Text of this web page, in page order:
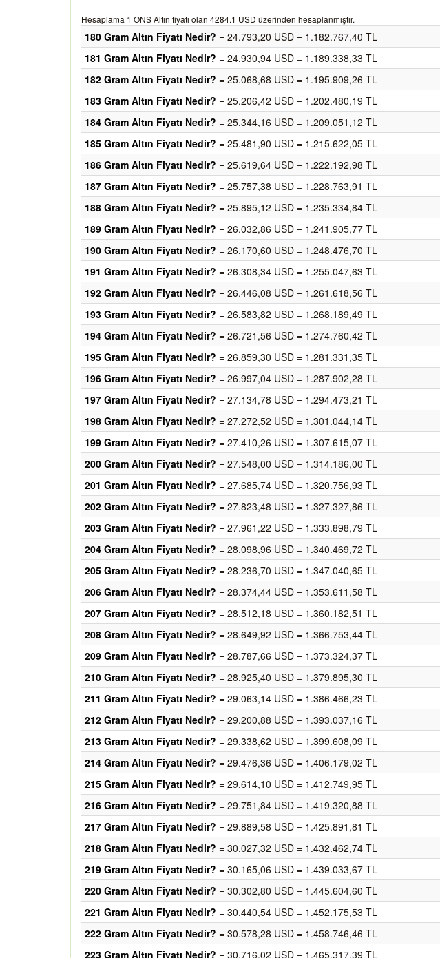
Hesaplama 1 ONS Altın fiyatı olan 4284.1 USD üzerinden hesaplanmıştır.
180 Gram Altın Fiyatı Nedir? = 24.793,20 USD = 1.182.767,40 TL
181 Gram Altın Fiyatı Nedir? = 24.930,94 USD = 1.189.338,33 TL
182 Gram Altın Fiyatı Nedir? = 25.068,68 USD = 1.195.909,26 TL
183 Gram Altın Fiyatı Nedir? = 25.206,42 USD = 1.202.480,19 TL
184 Gram Altın Fiyatı Nedir? = 25.344,16 USD = 1.209.051,12 TL
185 Gram Altın Fiyatı Nedir? = 25.481,90 USD = 1.215.622,05 TL
186 Gram Altın Fiyatı Nedir? = 25.619,64 USD = 1.222.192,98 TL
187 Gram Altın Fiyatı Nedir? = 25.757,38 USD = 1.228.763,91 TL
188 Gram Altın Fiyatı Nedir? = 25.895,12 USD = 1.235.334,84 TL
189 Gram Altın Fiyatı Nedir? = 26.032,86 USD = 1.241.905,77 TL
190 Gram Altın Fiyatı Nedir? = 26.170,60 USD = 1.248.476,70 TL
191 Gram Altın Fiyatı Nedir? = 26.308,34 USD = 1.255.047,63 TL
192 Gram Altın Fiyatı Nedir? = 26.446,08 USD = 1.261.618,56 TL
193 Gram Altın Fiyatı Nedir? = 26.583,82 USD = 1.268.189,49 TL
194 Gram Altın Fiyatı Nedir? = 26.721,56 USD = 1.274.760,42 TL
195 Gram Altın Fiyatı Nedir? = 26.859,30 USD = 1.281.331,35 TL
196 Gram Altın Fiyatı Nedir? = 26.997,04 USD = 1.287.902,28 TL
197 Gram Altın Fiyatı Nedir? = 27.134,78 USD = 1.294.473,21 TL
198 Gram Altın Fiyatı Nedir? = 27.272,52 USD = 1.301.044,14 TL
199 Gram Altın Fiyatı Nedir? = 27.410,26 USD = 1.307.615,07 TL
200 Gram Altın Fiyatı Nedir? = 27.548,00 USD = 1.314.186,00 TL
201 Gram Altın Fiyatı Nedir? = 27.685,74 USD = 1.320.756,93 TL
202 Gram Altın Fiyatı Nedir? = 27.823,48 USD = 1.327.327,86 TL
203 Gram Altın Fiyatı Nedir? = 27.961,22 USD = 1.333.898,79 TL
204 Gram Altın Fiyatı Nedir? = 28.098,96 USD = 1.340.469,72 TL
205 Gram Altın Fiyatı Nedir? = 28.236,70 USD = 1.347.040,65 TL
206 Gram Altın Fiyatı Nedir? = 28.374,44 USD = 1.353.611,58 TL
207 Gram Altın Fiyatı Nedir? = 28.512,18 USD = 1.360.182,51 TL
208 Gram Altın Fiyatı Nedir? = 28.649,92 USD = 1.366.753,44 TL
209 Gram Altın Fiyatı Nedir? = 28.787,66 USD = 1.373.324,37 TL
210 Gram Altın Fiyatı Nedir? = 28.925,40 USD = 1.379.895,30 TL
211 Gram Altın Fiyatı Nedir? = 29.063,14 USD = 1.386.466,23 TL
212 Gram Altın Fiyatı Nedir? = 29.200,88 USD = 1.393.037,16 TL
213 Gram Altın Fiyatı Nedir? = 29.338,62 USD = 1.399.608,09 TL
214 Gram Altın Fiyatı Nedir? = 29.476,36 USD = 1.406.179,02 TL
215 Gram Altın Fiyatı Nedir? = 29.614,10 USD = 1.412.749,95 TL
216 Gram Altın Fiyatı Nedir? = 29.751,84 USD = 1.419.320,88 TL
217 Gram Altın Fiyatı Nedir? = 29.889,58 USD = 1.425.891,81 TL
218 Gram Altın Fiyatı Nedir? = 30.027,32 USD = 1.432.462,74 TL
219 Gram Altın Fiyatı Nedir? = 30.165,06 USD = 1.439.033,67 TL
220 Gram Altın Fiyatı Nedir? = 30.302,80 USD = 1.445.604,60 TL
221 Gram Altın Fiyatı Nedir? = 30.440,54 USD = 1.452.175,53 TL
222 Gram Altın Fiyatı Nedir? = 30.578,28 USD = 1.458.746,46 TL
223 Gram Altın Fiyatı Nedir? = 30.716,02 USD = 1.465.317,39 TL